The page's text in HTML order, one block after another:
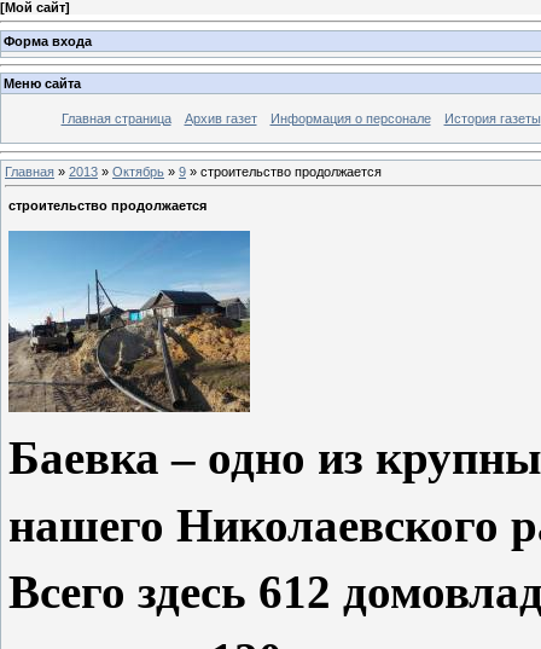
[Мой сайт]
Форма входа
Меню сайта
Главная страница Архив газет Информация о персонале История газеты
Главная » 2013 » Октябрь » 9 » строительство продолжается
строительство продолжается
Баевка – одно из
нашего Николаевского
Всего здесь 612